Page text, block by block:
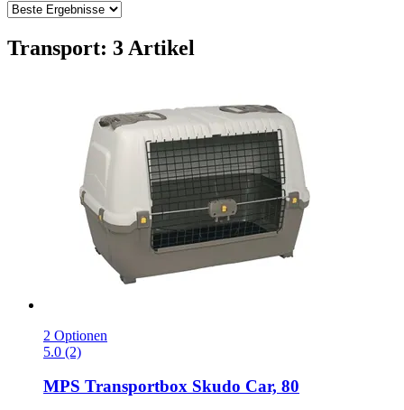
Transport: 3 Artikel
2 Optionen
5.0 (2)
MPS Transportbox Skudo Car, 80